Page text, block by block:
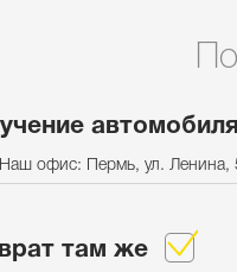
автомобиля
Наш офис: Пермь, ул. Ленина,
там же